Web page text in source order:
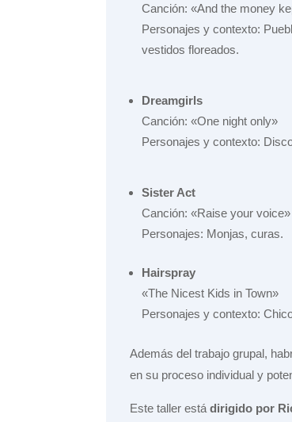
Canción: «And the money
Personajes y contexto:
vestidos floreados.
Dreamgirls
Canción: «One night only»
Personajes y contexto:
Sister Act
Canción: «Raise your voice»
Personajes: Monjas, curas.
Hairspray
«The Nicest Kids in Town»
Personajes y contexto:
Además del trabajo grupal,
en su proceso individual y
Este taller estádirigido por